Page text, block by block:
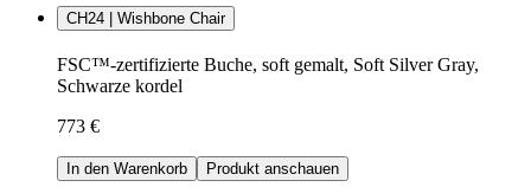
CH24 | Wishbone Chair
FSC™-zertifizierte Buche, soft gemalt, Soft Silver Gray,
Schwarze kordel
773 €
In den Warenkorb Produkt anschauen